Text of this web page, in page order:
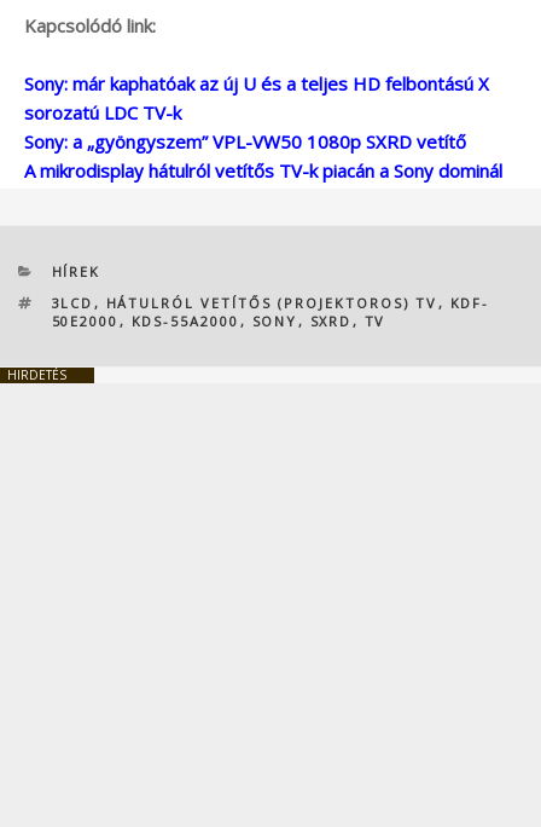
Kapcsolódó link:
Sony: már kaphatóak az új U és a teljes HD felbontású X
sorozatú LDC TV-k
Sony: a „gyöngyszem” VPL-VW50 1080p SXRD vetítő
A mikrodisplay hátulról vetítős TV-k piacán a Sony dominál
KATEGÓRIÁK
HÍREK
CÍMKÉK
3LCD , HÁTULRÓL VETÍTŐS (PROJEKTOROS) TV , KDF-
50E2000 , KDS-55A2000 , SONY , SXRD , TV
HIRDETÉS